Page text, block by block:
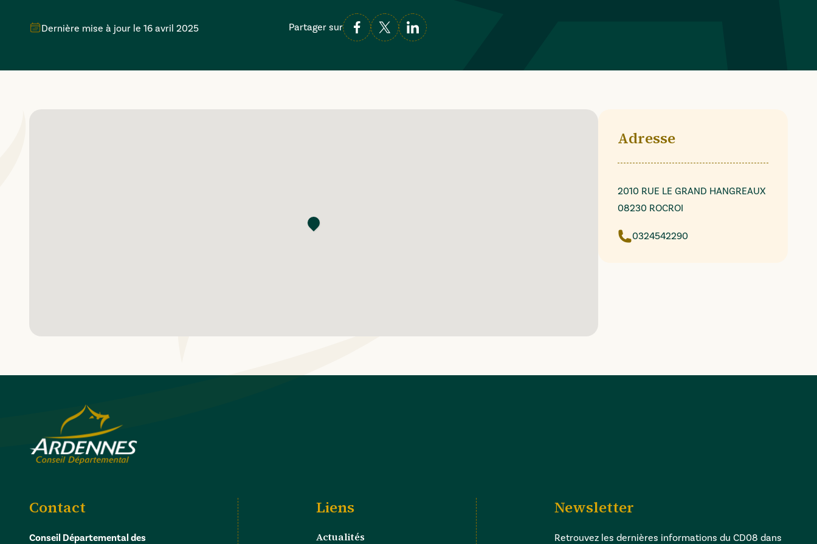
Dernière mise à jour le 16 avril 2025 Partager sur
Adresse
2010 RUE LE GRAND HANGREAUX
08230 ROCROI
0324542290
Contact
Conseil Départemental des
Liens
Actualités
Newsletter
Retrouvez les dernières informations du CD08 dans